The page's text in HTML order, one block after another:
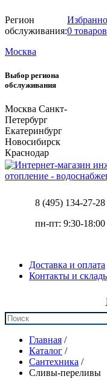
Регион
обслуживания:
Москва
Выбор региона
обслуживания
Москва Санкт-
Петербург
Екатеринбург
Новосибирск
Краснодар
0 товаров
отопление -
8 (495) 134-27-28
пн-пт: 9:30-18:00
Доставка и оплата
Контакты и
Главная /
Каталог /
Сантехника /
Сливы-переливы